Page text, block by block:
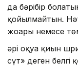
да бәрібір
қойылмайтын.
жоғары немесе
әрі оқуға қиын
сүт» деген